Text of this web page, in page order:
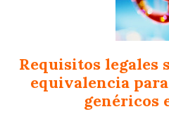
Requisitos legales
equivalencia
genéricos